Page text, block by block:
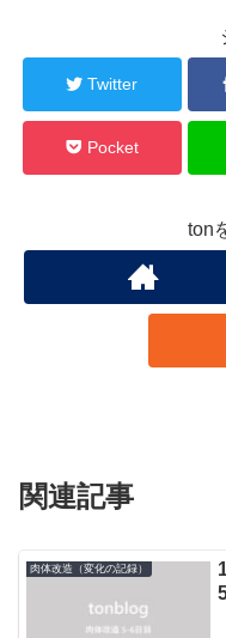
Twitter
Pocket
ton
関連記事
肉体改造（変化の記録）